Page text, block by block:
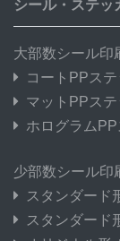
シール・ステッ
大部数シール印
コートPPス
マットPPス
ホログラム
少部数シール印
スタンダード
スタンダード